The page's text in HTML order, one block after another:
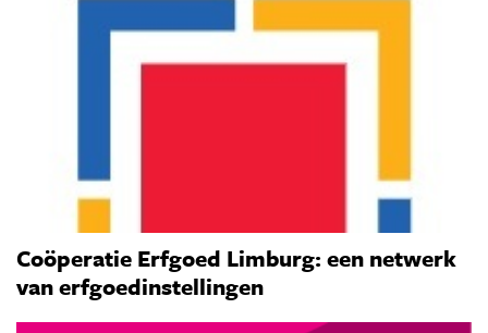
Coöperatie Erfgoed Limburg: een netwerk
van erfgoedinstellingen